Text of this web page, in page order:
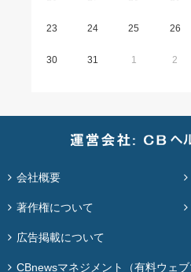
23 24 25 26
30 31 1 2
会社概要
著作権について
広告掲載について
CBnewsマネジメント（有料ウェ